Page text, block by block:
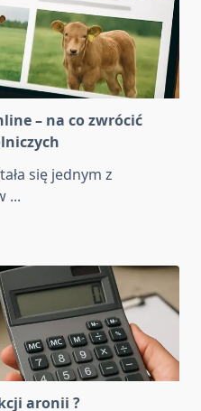
– na co zwrócić
się jednym z
...
aronii ?